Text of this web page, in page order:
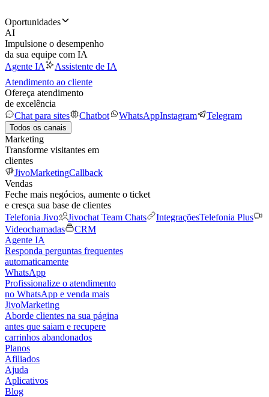
Oportunidades
AI
Impulsione o desempenho
da sua equipe com IA
Agente IA
Assistente de IA
Atendimento ao cliente
Ofereça atendimento
de excelência
Chat para sites
Chatbot WhatsAppInstagram Telegram
Todos os canais
Marketing
Transforme visitantes em
clientes
JivoMarketingCallback
Vendas
Feche mais negócios, aumente o ticket
e cresça sua base de clientes
Telefonia Jivo
Jivochat Team Chats IntegraçõesTelefonia Plus
Videochamadas
CRM
Agente IA
Responda perguntas frequentes
automaticamente
WhatsApp
Profissionalize o atendimento
no WhatsApp e venda mais
JivoMarketing
Aborde clientes na sua página
antes que saiam e recupere
carrinhos abandonados
Planos
Afiliados
Ajuda
Aplicativos
Blog